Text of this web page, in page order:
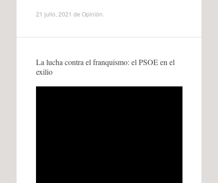
21 julio, 2021 de Opinión
La lucha contra el franquismo: el PSOE en el
exilio